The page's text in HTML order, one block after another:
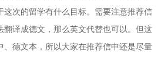
这次的留学有什么目标。需要注意推荐信
翻译成德文，那么英文代替也可以。但这
、德文本，所以大家在推荐信中还是尽量